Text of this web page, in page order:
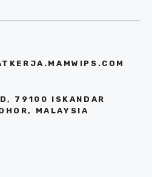
79100 ISKANDAR
MALAYSIA